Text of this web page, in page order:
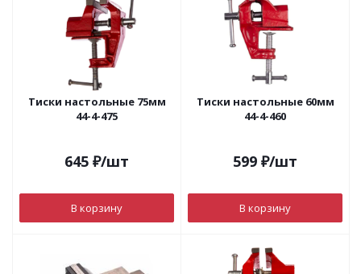
Тиски настольные 75мм
44-4-475
645 ₽/шт
В корзину
Тиски настольные 60мм
44-4-460
599 ₽/шт
В корзину